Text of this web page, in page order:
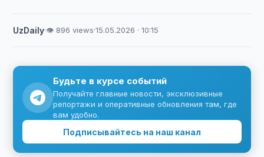
UzDaily·👁 896 views·15.05.2026 · 10:15
Будьте в курсе событий
Получайте главные новости, эксклюзивные
репортажи и оперативные обновления там, где
вам удобно.
Подписывайтесь на наш канал